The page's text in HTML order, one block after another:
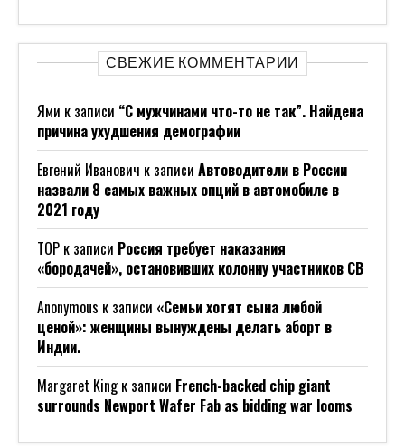
СВЕЖИЕ КОММЕНТАРИИ
Ями к записи “С мужчинами что-то не так”. Найдена
причина ухудшения демографии
Евгений Иванович к записи Автоводители в России
назвали 8 самых важных опций в автомобиле в
2021 году
ТОР к записи Россия требует наказания
«бородачей», остановивших колонну участников СВ
Anonymous к записи «Семьи хотят сына любой
ценой»: женщины вынуждены делать аборт в
Индии.
Margaret Kingк записи French-backed chip giant
surrounds Newport Wafer Fab as bidding war looms